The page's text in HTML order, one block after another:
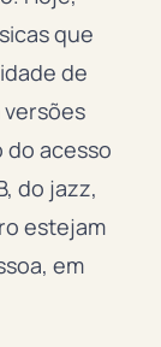
que
de
versões
do acesso
do jazz,
estejam
em